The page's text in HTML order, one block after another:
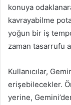
konuya
kavrayabilme
yoğun bir iş
zaman tasarrufu
Kullanıcılar,
erişebilecekler.
yerine,